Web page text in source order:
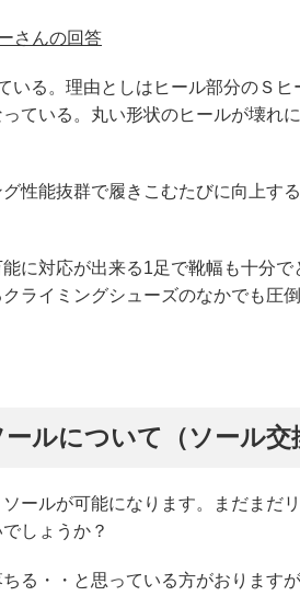
さんの回答
いる。理由としはヒール部分のＳ
ている。丸い形状のヒールが壊れ
性能抜群で履きこむたびに向上す
に対応が出来る1足で靴幅も十分
ライミングシューズのなかでも圧
ルについて（ソール交
ールが可能になります。まだまだ
しょうか？
る・・と思っている方がおります